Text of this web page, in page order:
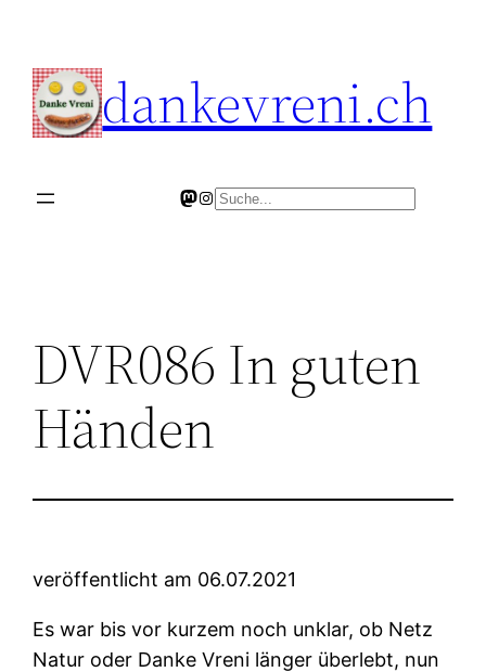
content
dankevreni.ch
Mastodon
Instagram
Search
DVR086 In guten
Händen
veröffentlicht am 06.07.2021
Es war bis vor kurzem noch unklar, ob Netz
Natur oder Danke Vreni länger überlebt, nun